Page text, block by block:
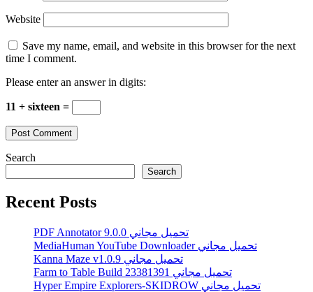
Website
Save my name, email, and website in this browser for the next
time I comment.
Please enter an answer in digits:
11 + sixteen =
Search
Search
Recent Posts
PDF Annotator 9.0.0 تحميل مجاني
MediaHuman YouTube Downloader تحميل مجاني
Kanna Maze v1.0.9 تحميل مجاني
Farm to Table Build 23381391 تحميل مجاني
Hyper Empire Explorers-SKIDROW تحميل مجاني